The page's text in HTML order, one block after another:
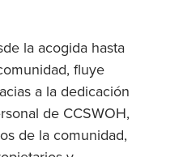
la acogida hasta
fluye
a la dedicación
de CCSWOH,
de la comunidad,